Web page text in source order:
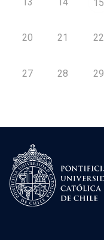
15
20 21 22
27 28 29